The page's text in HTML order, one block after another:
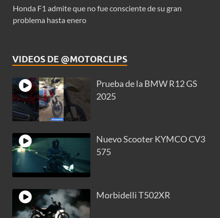
Honda F1 admite que no fue consciente de su gran
problema hasta enero
VIDEOS DE @MOTORCLIPS
Prueba de la BMW R12 GS
2025
Nuevo Scooter KYMCO CV3
575
Morbidelli T502XR